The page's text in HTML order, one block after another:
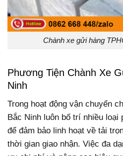
Chành xe gửi hàng
Phương Tiện Chành Xe
Ninh
Trong hoạt động vận chuyển
Bắc Ninh luôn bố trí nhiều loại
để đảm bảo linh hoạt về tải
thời gian giao nhận. Việc đa